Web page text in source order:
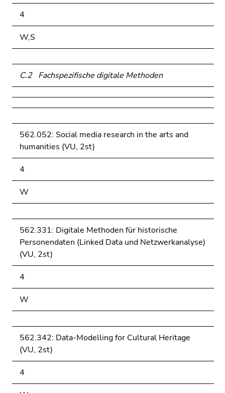
4
W,S
C.2 Fachspezifische digitale Methoden
562.052: Social media research in the arts and
humanities (VU, 2st)
4
W
562.331: Digitale Methoden für historische
Personendaten (Linked Data und Netzwerkanalyse)
(VU, 2st)
4
W
562.342: Data-Modelling for Cultural Heritage
(VU, 2st)
4